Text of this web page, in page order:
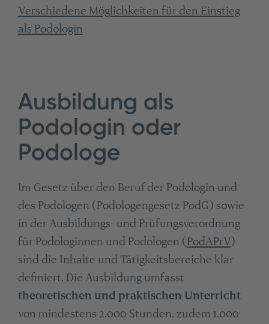
Verschiedene Möglichkeiten für den Einstieg
als Podologin
Ausbildung als
Podologin oder
Podologe
Im Gesetz über den Beruf der Podologin und
des Podologen (Podologengesetz PodG) sowie
in der Ausbildungs- und Prüfungsverordnung
für Podologinnen und Podologen (PodAPrV)
sind die Inhalte und Tätigkeitsbereiche klar
definiert. Die Ausbildung umfasst
theoretischen und praktischen Unterricht
von mindestens 2.000 Stunden, zudem 1.000